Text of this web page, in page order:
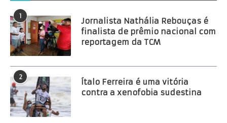
1
Jornalista Nathália Rebouças é
finalista de prêmio nacional com
reportagem da TCM
2
Ítalo Ferreira é uma vitória
contra a xenofobia sudestina